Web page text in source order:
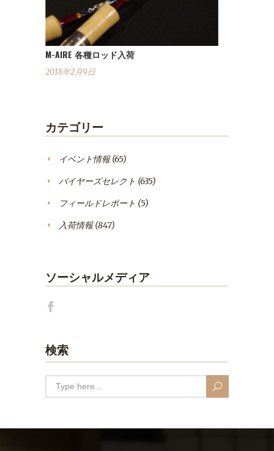
M-AIRE 各種ロッド入荷
2018年2月9日
カテゴリー
イベント情報(65)
バイヤーズセレクト (635)
フィールドレポート (5)
入荷情報(847)
ソーシャルメディア
検索